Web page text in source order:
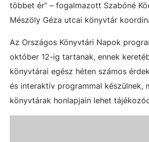
többet ér” – fogalmazott Szabóné
Mészöly Géza utcai könyvtár
Az Országos Könyvtári Napok
október 12-ig tartanak, ennek
könyvtárai egész héten számos
és interaktív programmal készülnek,
könyvtárak honlapjain lehet